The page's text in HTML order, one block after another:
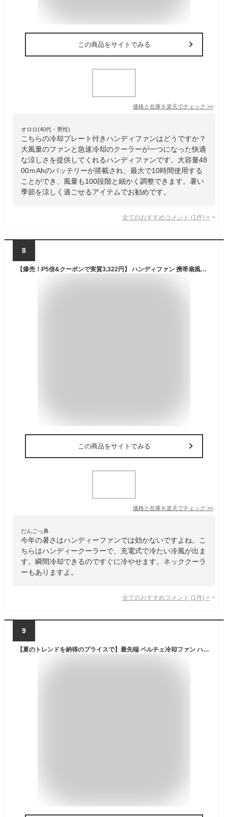
この商品をサイトでみる
価格と在庫を楽天でチェック >>
オロロ(40代・男性)
こちらの冷却プレート付きハンディファンはどうですか？
大風量のファンと急速冷却のクーラーが一つになった快適
な涼しさを提供してくれるハンディファンです。大容量48
00ｍAhのバッテリーが搭載され、最大で10時間使用する
ことができ、風量も100段階と細かく調整できます。暑い
季節を涼しく過ごせるアイテムでお勧めです。
全てのおすすめコメント (1 件) >
8
【爆売！P5倍&クーポンで実質3,322円】 ハンディファン 携帯扇風機 クーラー 冷却プレート 3段階風量 冷却モード 小型扇風機 ハンディクーラー 卓上 充電式 無段階調風量 ポータブル扇風機 持ち運び ミニファン ミニ扇風機 強風 冷却 2024 小型 軽量 母の日 送料無料
この商品をサイトでみる
価格と在庫を楽天でチェック >>
だんごっ鼻
今年の暑さはハンディーファンでは効かないですよね。こ
ちらはハンディークーラーで、充電式で冷たい冷風が出ま
す。瞬間冷却できるのですぐに冷やせます。ネッククーラ
ーもありますよ。
全てのおすすめコメント (1 件) >
9
【夏のトレンドを納得のプライスで】最先端 ペルチェ冷却ファン ハンディファン ハンディ扇風機 クーラー 手持ち扇風機 ミニ扇風機 冷却プレート ハンディクーラー ポータブル扇風機 USB充電式 持ち運び 扇風機 卓上扇風機 ミニファン 3段階風量 ロングバッテリー 急速に冷却